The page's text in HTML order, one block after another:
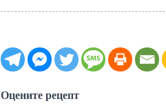
Оцените рецепт